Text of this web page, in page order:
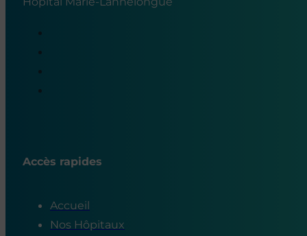
Accès rapides
Accueil
Nos Hôpitaux